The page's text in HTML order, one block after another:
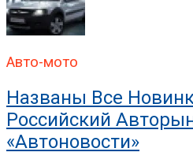
Авто-мото
Названы Все
Российский
«Автоновости»